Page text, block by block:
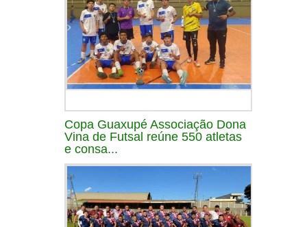
Copa Guaxupé Associação Dona
Vina de Futsal reúne 550 atletas
e consa...